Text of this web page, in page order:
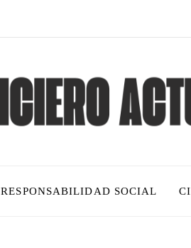
RESPONSABILIDAD SOCIAL